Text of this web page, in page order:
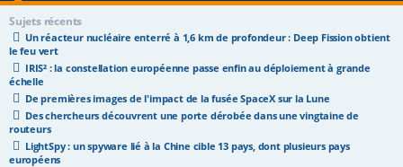
Sujets récents
Un réacteur nucléaire enterré à 1,6 km de profondeur : Deep Fission obtient
le feu vert
IRIS² : la constellation européenne passe enfin au déploiement à grande
échelle
De premières images de l'impact de la fusée SpaceX sur la Lune
Des chercheurs découvrent une porte dérobée dans une vingtaine de
routeurs
LightSpy : un spyware lié à la Chine cible 13 pays, dont plusieurs pays
européens